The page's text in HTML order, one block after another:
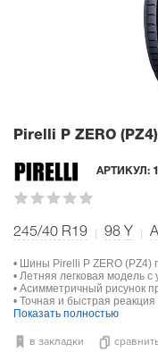
Pirelli P ZERO (PZ4)
АРТИКУЛ:
245/40 R19 98 Y
• Шины Pirelli P ZERO (PZ4)
• Летняя легковая модель
• Асимметричный рисунок
• Точная и быстрая
Показать полностью
в закладки